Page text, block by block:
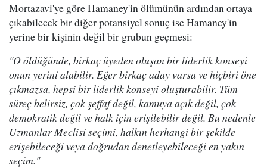
Mortazavi'ye göre Hamaney'in ölümünün ardından ortaya
çıkabilecek bir diğer potansiyel sonuç ise Hamaney'in
yerine bir kişinin değil bir grubun geçmesi:
"O öldüğünde, birkaç üyeden oluşan bir liderlik konseyi
onun yerini alabilir. Eğer birkaç aday varsa ve hiçbiri öne
çıkmazsa, hepsi bir liderlik konseyi oluşturabilir. Tüm
süreç belirsiz, çok şeffaf değil, kamuya açık değil, çok
demokratik değil ve halk için erişilebilir değil. Bu nedenle
Uzmanlar Meclisi seçimi, halkın herhangi bir şekilde
erişebileceği veya doğrudan denetleyebileceği en yakın
seçim."